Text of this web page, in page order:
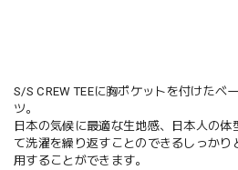
S/S CREW TEEに胸ポケットを付けたベ
ツ。
日本の気候に最適な生地感、日本人の
て洗濯を繰り返すことのできるしっか
用することができます。